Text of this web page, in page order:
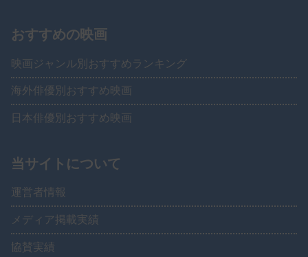
おすすめの映画
映画ジャンル別おすすめランキング
海外俳優別おすすめ映画
日本俳優別おすすめ映画
当サイトについて
運営者情報
メディア掲載実績
協賛実績